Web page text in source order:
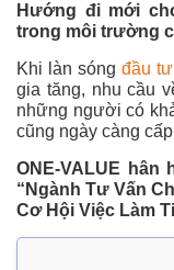
Hướng đi mới
trong môi trường
Khi làn sóng đầu
gia tăng, nhu cầu
những người có
cũng ngày càng
ONE-VALUE hân
“Ngành Tư Vấn
Cơ Hội Việc Làm